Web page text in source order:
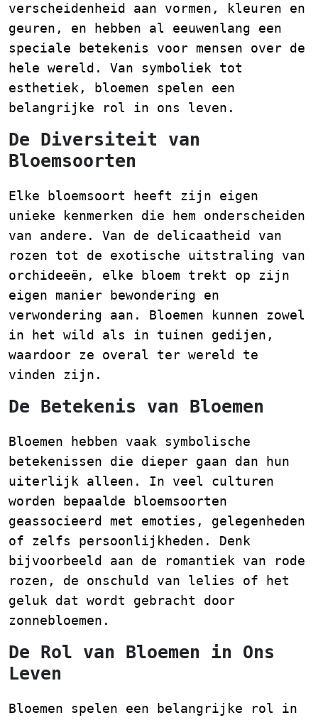
verscheidenheid aan vormen, kleuren en
geuren, en hebben al eeuwenlang een
speciale betekenis voor mensen over de
hele wereld. Van symboliek tot
esthetiek, bloemen spelen een
belangrijke rol in ons leven.
De Diversiteit van
Bloemsoorten
Elke bloemsoort heeft zijn eigen
unieke kenmerken die hem onderscheiden
van andere. Van de delicaatheid van
rozen tot de exotische uitstraling van
orchideeën, elke bloem trekt op zijn
eigen manier bewondering en
verwondering aan. Bloemen kunnen zowel
in het wild als in tuinen gedijen,
waardoor ze overal ter wereld te
vinden zijn.
De Betekenis van Bloemen
Bloemen hebben vaak symbolische
betekenissen die dieper gaan dan hun
uiterlijk alleen. In veel culturen
worden bepaalde bloemsoorten
geassocieerd met emoties, gelegenheden
of zelfs persoonlijkheden. Denk
bijvoorbeeld aan de romantiek van rode
rozen, de onschuld van lelies of het
geluk dat wordt gebracht door
zonnebloemen.
De Rol van Bloemen in Ons
Leven
Bloemen spelen een belangrijke rol in